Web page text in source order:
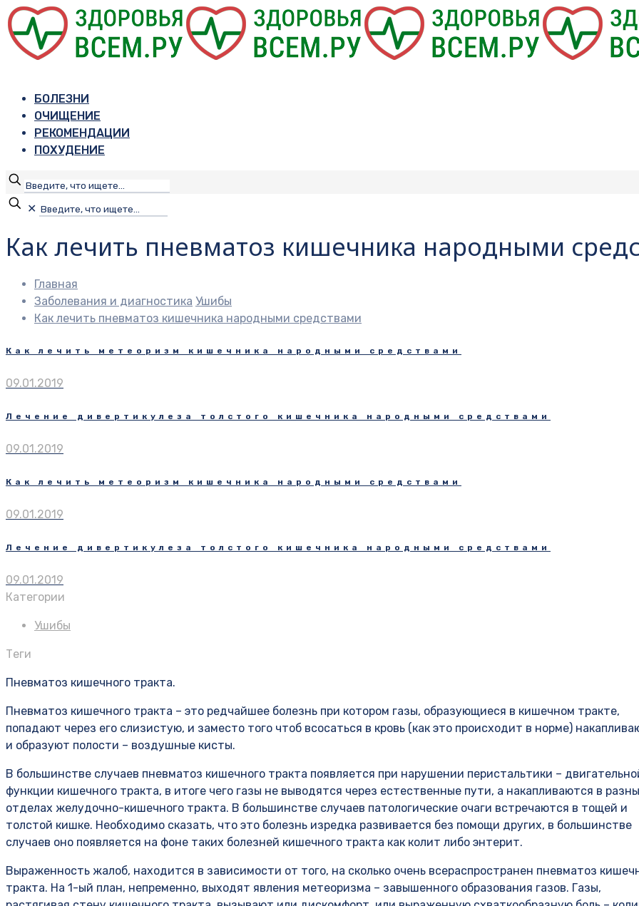
БОЛЕЗНИ
ОЧИЩЕНИЕ
РЕКОМЕНДАЦИИ
ПОХУДЕНИЕ
✕
Как лечить пневматоз кишечника народными
Главная
Заболевания и диагностика Ушибы
Как лечить пневматоз кишечника народными средствами
Как лечить метеоризм кишечника народными средствами
09.01.2019
Лечение дивертикулеза толстого кишечника народными средствами
09.01.2019
Как лечить метеоризм кишечника народными средствами
09.01.2019
Лечение дивертикулеза толстого кишечника народными средствами
09.01.2019
Категории
Ушибы
Теги
Пневматоз кишечного тракта.
Пневматоз кишечного тракта – это редчайшее болезнь при котором газы, образующиеся в кишечном тракте,
попадают через его слизистую, и заместо того чтоб всосаться в кровь (как это происходит в норме)
и образуют полости – воздушные кисты.
В большинстве случаев пневматоз кишечного тракта появляется при нарушении перистальтики –
функции кишечного тракта, в итоге чего газы не выводятся через естественные пути, а накапливаются в
отделах желудочно-кишечного тракта. В большинстве случаев патологические очаги встречаются в тощей и
толстой кишке. Необходимо сказать, что это болезнь изредка развивается без помощи других, в большинстве
случаев оно появляется на фоне таких болезней кишечного тракта как колит либо энтерит.
Выраженность жалоб, находится в зависимости от того, на сколько очень всераспространен пневматоз
тракта. На 1-ый план, непременно, выходят явления метеоризма – завышенного образования газов. Газы,